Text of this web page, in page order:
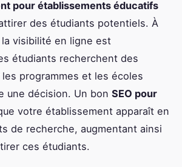
pour établissements éducatifs
des étudiants potentiels. À
visibilité en ligne est
étudiants recherchent des
programmes et les écoles
une décision. Un bon SEO pour
votre établissement apparaît en
de recherche, augmentant ainsi
ces étudiants.